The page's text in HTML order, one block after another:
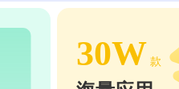
30W 款